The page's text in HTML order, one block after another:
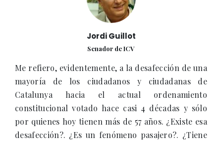
Jordi Guillot
Senador de ICV
Me refiero, evidentemente, a la desafección de una
mayoría de los ciudadanos y ciudadanas de
Catalunya hacia el actual ordenamiento
constitucional votado hace casi 4 décadas y sólo
por quienes hoy tienen más de 57 años. ¿Existe esa
desafección?. ¿Es un fenómeno pasajero?. ¿Tiene